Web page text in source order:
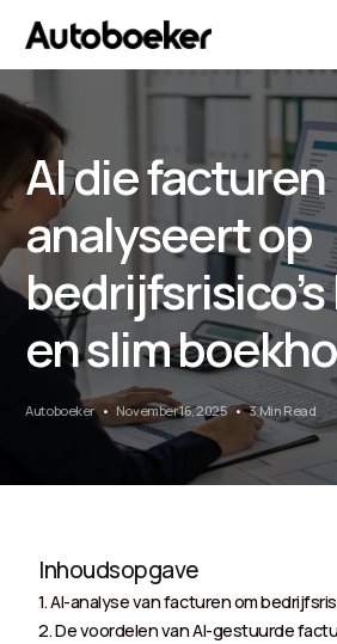
AI die facturen
analyseert op
bedrijfsrisico’s
en slim
Autoboeker November 16, 2025 3 Min Read
Inhoudsopgave
AI-analyse van facturen om
De voordelen van AI-gestuurde